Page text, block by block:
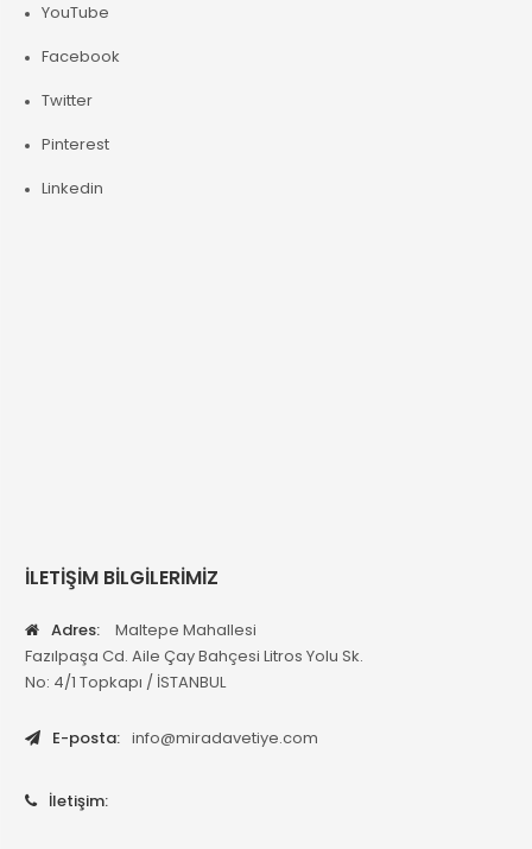
YouTube
Facebook
Twitter
Pinterest
Linkedin
İLETİŞİM BİLGİLERİMİZ
Adres:
Maltepe Mahallesi
Fazılpaşa Cd. Aile Çay Bahçesi Litros Yolu Sk.
No: 4/1 Topkapı / İSTANBUL
E-posta: info@miradavetiye.com
İletişim: